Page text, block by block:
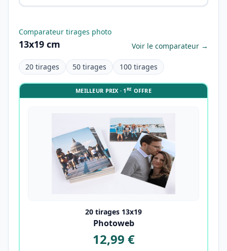
Comparateur tirages photo
13x19 cm Voir le comparateur →
20 tirages 50 tirages 100 tirages
MEILLEUR PRIX · 1RE OFFRE
20 tirages 13x19
Photoweb
12,99 €